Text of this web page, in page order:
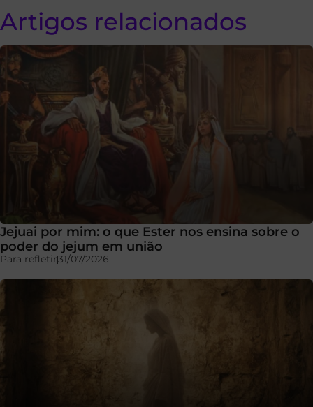
Artigos relacionados
Jejuai por mim: o que Ester nos ensina sobre o
poder do jejum em união
Para refletir31/07/2026